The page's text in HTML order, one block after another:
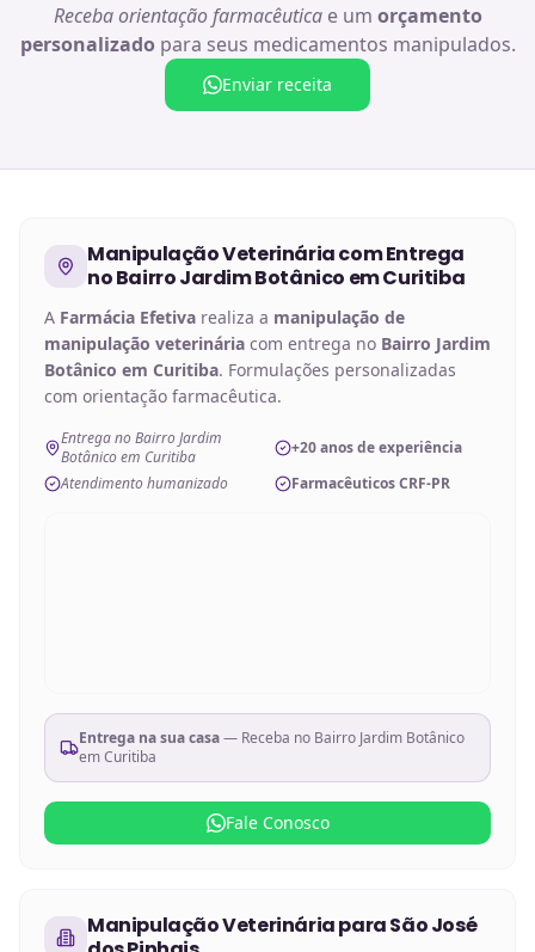
Receba orientação farmacêuticae um orçamento
personalizado para seus medicamentos manipulados.
Enviar receita
Manipulação Veterináriacom Entrega
noBairro Jardim Botânico em Curitiba
A Farmácia Efetiva realiza a manipulação de
manipulação veterinária com entrega no Bairro Jardim
Botânico em Curitiba. Formulações personalizadas
com orientação farmacêutica.
Entrega no Bairro Jardim
Botânico em Curitiba
+20 anos de experiência
Atendimento humanizado
Farmacêuticos CRF-PR
Entrega na sua casa— Receba no Bairro Jardim Botânico
em Curitiba
Fale Conosco
Manipulação VeterináriaparaSão José